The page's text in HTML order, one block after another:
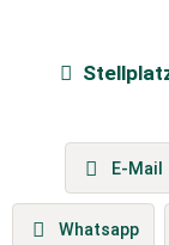
E-Mail
Whatsapp